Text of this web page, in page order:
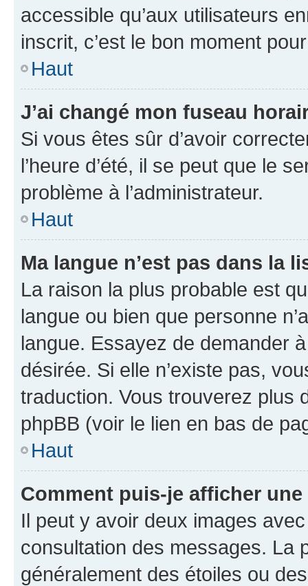
accessible qu’aux utilisateurs
inscrit, c’est le bon moment
Haut
J’ai changé mon fuseau
Si vous êtes sûr d’avoir
l’heure d’été, il se peut que le
problème à l’administrateur.
Haut
Ma langue n’est pas dans la
La raison la plus probable est
langue ou bien que personne
langue. Essayez de demander
désirée. Si elle n’existe pas,
traduction. Vous trouverez plus
phpBB (voir le lien en bas de
Haut
Comment puis-je afficher
Il peut y avoir deux images
consultation des messages. La
généralement des étoiles ou